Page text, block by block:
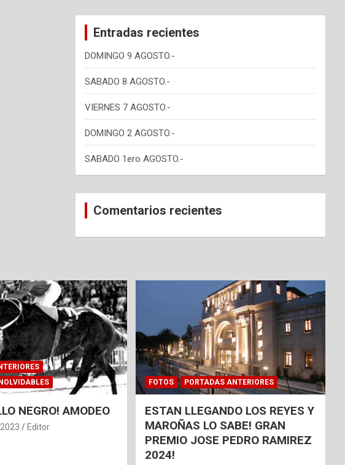
c
Entradas recientes
DOMINGO 9 AGOSTO.-
SABADO 8 AGOSTO.-
VIERNES 7 AGOSTO.-
DOMINGO 2 AGOSTO.-
SABADO 1ero AGOSTO.-
Comentarios recientes
NEGRO! AMODEO
Editor
FOTOS PORTADAS ANTERIORES
ESTAN LLEGANDO LOS REYES Y
MAROÑAS LO SABE! GRAN
PREMIO JOSE PEDRO RAMIREZ
2024!